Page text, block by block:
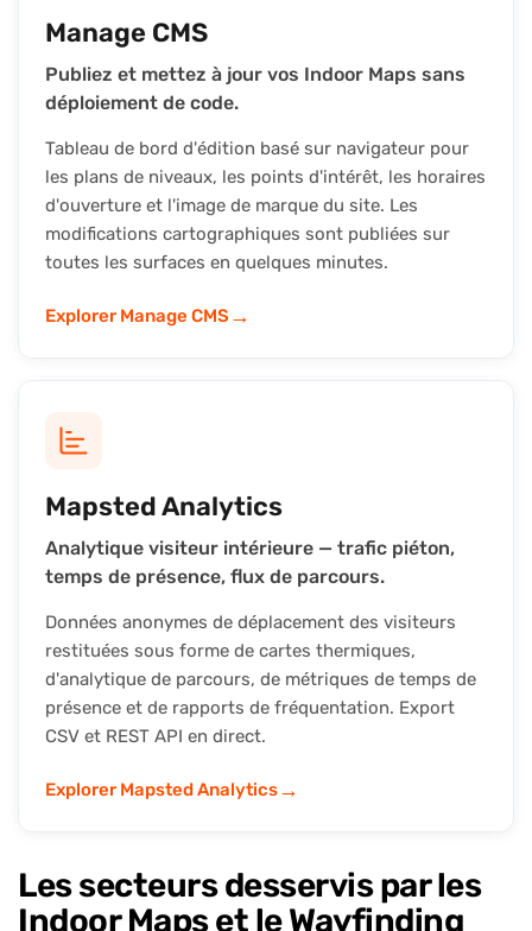
Manage CMS
Publiez et mettez à jour vos Indoor Maps sans
déploiement de code.
Tableau de bord d'édition basé sur navigateur pour
les plans de niveaux, les points d'intérêt, les horaires
d'ouverture et l'image de marque du site. Les
modifications cartographiques sont publiées sur
toutes les surfaces en quelques minutes.
Explorer Manage CMS →
Mapsted Analytics
Analytique visiteur intérieure — trafic piéton,
temps de présence, flux de parcours.
Données anonymes de déplacement des visiteurs
restituées sous forme de cartes thermiques,
d'analytique de parcours, de métriques de temps de
présence et de rapports de fréquentation. Export
CSV et REST API en direct.
Explorer Mapsted Analytics→
Les secteurs desservis par les
Indoor Maps et le Wayfinding